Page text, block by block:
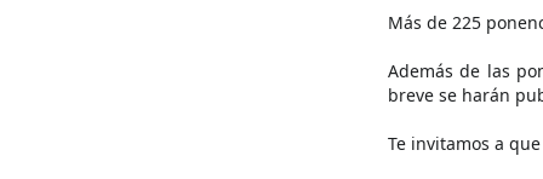
Más de 225
Además de las
breve se harán
Te invitamos a